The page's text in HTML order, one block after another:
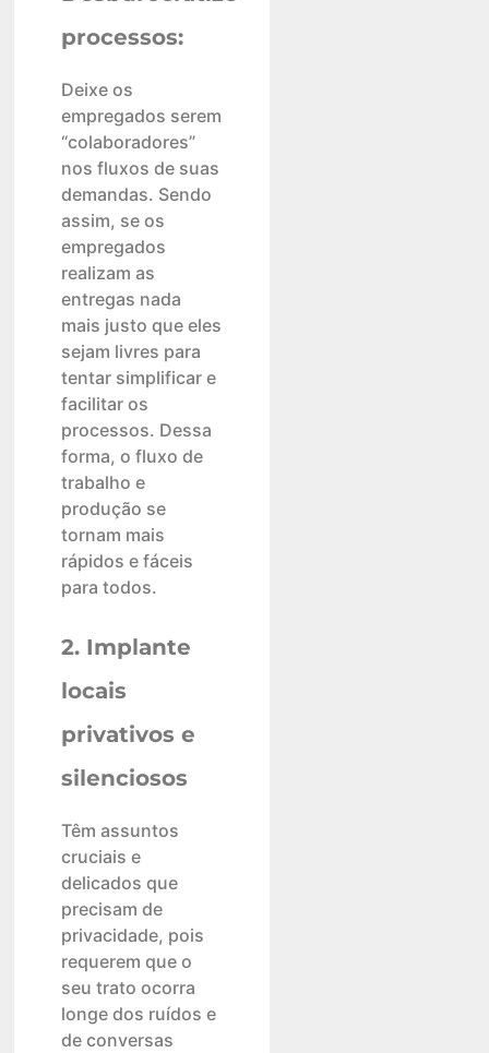
processos:
Deixe os
empregados serem
“colaboradores”
nos fluxos de suas
demandas. Sendo
assim, se os
empregados
realizam as
entregas nada
mais justo que eles
sejam livres para
tentar simplificar e
facilitar os
processos. Dessa
forma, o fluxo de
trabalho e
produção se
tornam mais
rápidos e fáceis
para todos.
2. Implante
locais
privativos e
silenciosos
Têm assuntos
cruciais e
delicados que
precisam de
privacidade, pois
requerem que o
seu trato ocorra
longe dos ruídos e
de conversas